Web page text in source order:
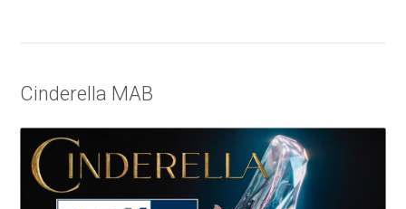
Cinderella MAB